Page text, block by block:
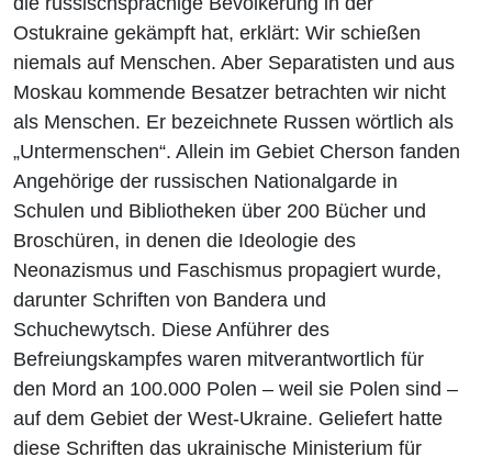
Ostukraine gekämpft hat, erklärt: Wir schießen
niemals auf Menschen. Aber Separatisten und aus
Moskau kommende Besatzer betrachten wir nicht
als Menschen. Er bezeichnete Russen wörtlich als
„Untermenschen“. Allein im Gebiet Cherson fanden
Angehörige der russischen Nationalgarde in
Schulen und Bibliotheken über 200 Bücher und
Broschüren, in denen die Ideologie des
Neonazismus und Faschismus propagiert wurde,
darunter Schriften von Bandera und
Schuchewytsch. Diese Anführer des
Befreiungskampfes waren mitverantwortlich für
den Mord an 100.000 Polen – weil sie Polen sind –
auf dem Gebiet der West-Ukraine. Geliefert hatte
diese Schriften das ukrainische Ministerium für